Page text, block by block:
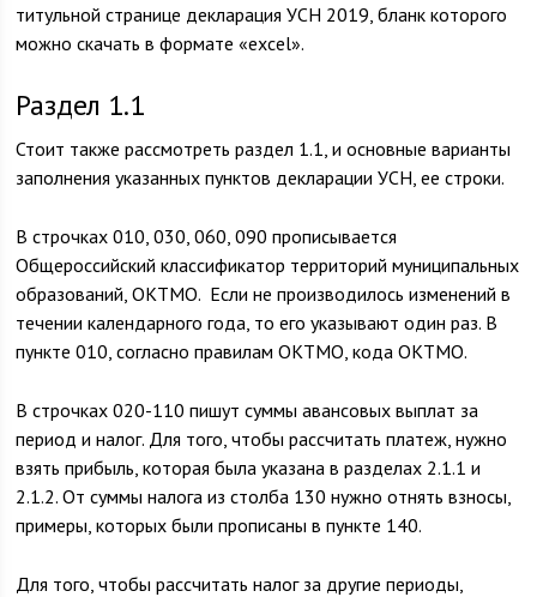
титульной странице декларация УСН 2019, бланк которого
можно скачать в формате «excel».
Раздел 1.1
Стоит также рассмотреть раздел 1.1, и основные варианты
заполнения указанных пунктов декларации УСН, ее строки.
В строчках 010, 030, 060, 090 прописывается
Общероссийский классификатор территорий муниципальных
образований, ОКТМО. Если не производилось изменений в
течении календарного года, то его указывают один раз. В
пункте 010, согласно правилам ОКТМО, кода ОКТМО.
В строчках 020-110 пишут суммы авансовых выплат за
период и налог. Для того, чтобы рассчитать платеж, нужно
взять прибыль, которая была указана в разделах 2.1.1 и
2.1.2. От суммы налога из столба 130 нужно отнять взносы,
примеры, которых были прописаны в пункте 140.
Для того, чтобы рассчитать налог за другие периоды,